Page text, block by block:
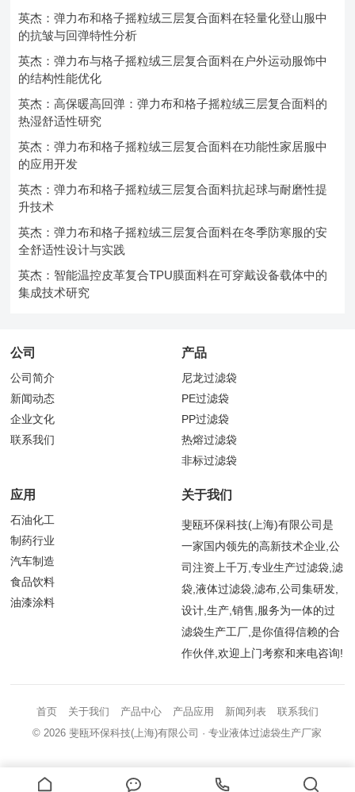
英杰：弹力布和格子摇粒绒三层复合面料在轻量化登山服中
的抗皱与回弹特性分析
英杰：弹力布与格子摇粒绒三层复合面料在户外运动服饰中
的结构性能优化
英杰：高保暖高回弹：弹力布和格子摇粒绒三层复合面料的
热湿舒适性研究
英杰：弹力布和格子摇粒绒三层复合面料在功能性家居服中
的应用开发
英杰：弹力布和格子摇粒绒三层复合面料抗起球与耐磨性提
升技术
英杰：弹力布和格子摇粒绒三层复合面料在冬季防寒服的安
全舒适性设计与实践
英杰：智能温控皮革复合TPU膜面料在可穿戴设备载体中的
集成技术研究
公司
公司简介
新闻动态
企业文化
联系我们
产品
尼龙过滤袋
PE过滤袋
PP过滤袋
热熔过滤袋
非标过滤袋
应用
石油化工
制药行业
汽车制造
食品饮料
油漆涂料
关于我们
斐瓯环保科技(上海)有限公司是
一家国内领先的高新技术企业,公
司注资上千万,专业生产过滤袋,滤
袋,液体过滤袋,滤布,公司集研发,
设计,生产,销售,服务为一体的过
滤袋生产工厂,是你值得信赖的合
作伙伴,欢迎上门考察和来电咨询!
首页 关于我们 产品中心 产品应用 新闻列表
联系我们
© 2026斐瓯环保科技(上海)有限公司 · 专业液体过滤袋生产厂家